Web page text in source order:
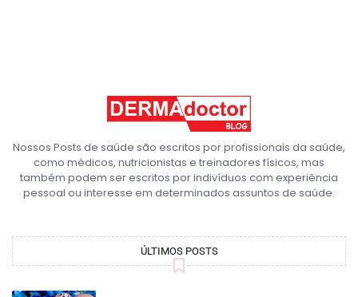
Nossos Posts de saúde são escritos por profissionais da saúde,
como médicos, nutricionistas e treinadores físicos, mas
também podem ser escritos por indivíduos com experiência
pessoal ou interesse em determinados assuntos de saúde.
ÚLTIMOS POSTS